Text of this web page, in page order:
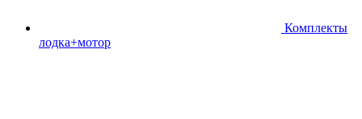
Комплекты
лодка+мотор